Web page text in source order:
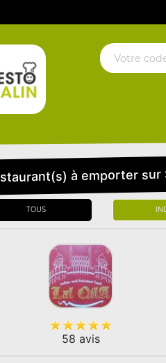
à emporter
TOUS
58 avis